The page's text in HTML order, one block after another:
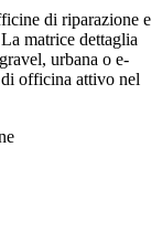
di riparazione e
matrice dettaglia
urbana o e-
officina attivo nel